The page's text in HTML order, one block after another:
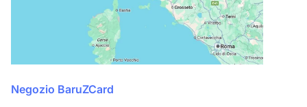
Negozio BaruZCard